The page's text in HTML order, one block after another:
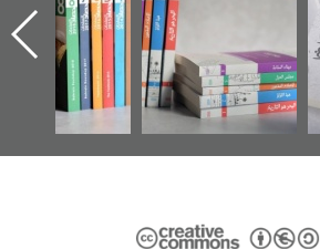
يقدمه «مركز أوال»
في سلسلة من 5
كتب
الساحات 2019